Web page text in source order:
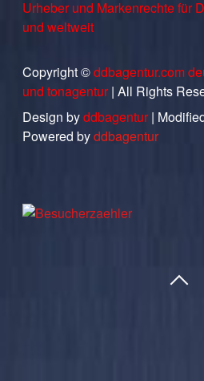
Urheber und Markenrechte für
und weltweit
Copyright ©ddbagentur.com
und tonagentur| All Rights
Design byddbagentur|
Powered byddbagentur